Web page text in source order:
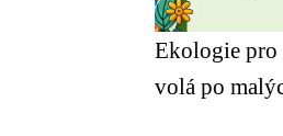
Ekologie pro
volá po